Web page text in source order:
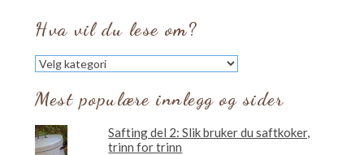
Hva vil du lese om?
Hva
vil
du
lese
Mest populære innlegg og sider
Safting del 2: Slik bruker du saftkoker,
trinn for trinn